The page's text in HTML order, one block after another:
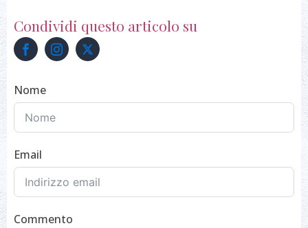
Condividi questo articolo su
Nome
Email
Commento